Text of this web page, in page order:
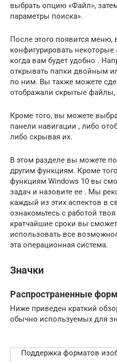
выбрать опцию «Файл»,
параметры поиска».
После этого появится
конфигурировать некоторые
когда вам будет удобно .
открывать папки двойным
по ним. Вы также можете
отображали скрытые файлы,
Кроме того, вы можете
панели навигации , либо
либо скрывая их.
В этом разделе вы можете
другим функциям. Кроме
функциям Windows 10 вы
задач и назовите ее . Мы
каждый из этих аспектов в
ознакомьтесь с работой
кратчайшие сроки вы
использовать все
эта операционная система.
Значки
Распространенные
Ниже приведен краткий
обычно используемых для
Поддержка форматов